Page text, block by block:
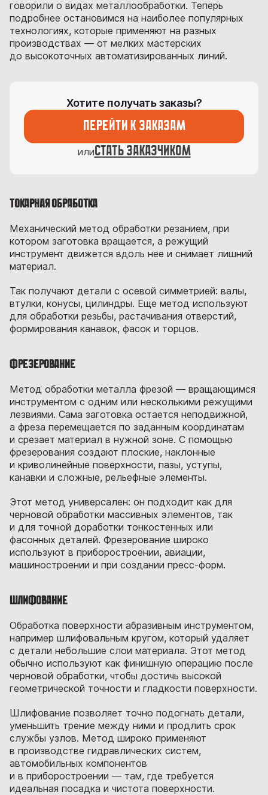
говорили о видах металлообработки. Теперь
подробнее остановимся на наиболее популярных
технологиях, которые применяют на разных
производствах — от мелких мастерских
до высокоточных автоматизированных линий.
Хотите получать заказы?
Перейти к заказам
илистать заказчиком
Токарная обработка
Механический метод обработки резанием, при
котором заготовка вращается, а режущий
инструмент движется вдоль нее и снимает лишний
материал.
Так получают детали с осевой симметрией: валы,
втулки, конусы, цилиндры. Еще метод используют
для обработки резьбы, растачивания отверстий,
формирования канавок, фасок и торцов.
Фрезерование
Метод обработки металла фрезой — вращающимся
инструментом с одним или несколькими режущими
лезвиями. Сама заготовка остается неподвижной,
а фреза перемещается по заданным координатам
и срезает материал в нужной зоне. С помощью
фрезерования создают плоские, наклонные
и криволинейные поверхности, пазы, уступы,
канавки и сложные, рельефные элементы.
Этот метод универсален: он подходит как для
черновой обработки массивных элементов, так
и для точной доработки тонкостенных или
фасонных деталей. Фрезерование широко
используют в приборостроении, авиации,
машиностроении и при создании пресс-форм.
Шлифование
Обработка поверхности абразивным инструментом,
например шлифовальным кругом, который удаляет
с детали небольшие слои материала. Этот метод
обычно используют как финишную операцию после
черновой обработки, чтобы достичь высокой
геометрической точности и гладкости поверхности.
Шлифование позволяет точно подогнать детали,
уменьшить трение между ними и продлить срок
службы узлов. Метод широко применяют
в производстве гидравлических систем,
автомобильных компонентов
и в приборостроении — там, где требуется
идеальная посадка и чистота поверхности.